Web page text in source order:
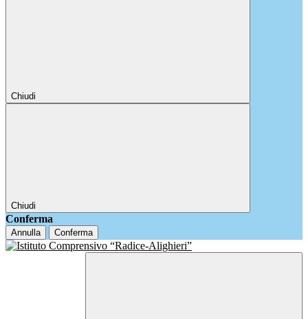
Chiudi
Chiudi
Conferma
Annulla Conferma